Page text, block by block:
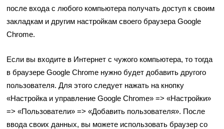
после входа с любого компьютера получать доступ к своим
закладкам и другим настройкам своего браузера Google
Chrome.
Если вы входите в Интернет с чужого компьютера, то тогда
в браузере Google Chrome нужно будет добавить другого
пользователя. Для этого следует нажать на кнопку
«Настройка и управление Google Chrome» => «Настройки»
=> «Пользователи» => «Добавить пользователя». После
ввода своих данных, вы можете использовать браузер со